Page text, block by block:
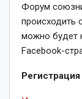
Форум
происходить
можно будет
Facebook-